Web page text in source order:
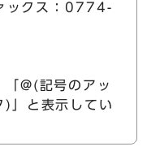
クス：0774-
@(記号のアッ
)」と表示してい